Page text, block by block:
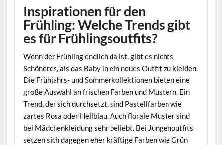
Inspirationen für den
Frühling: Welche Trends gibt
es für Frühlingsoutfits?
Wenn der Frühling endlich da ist, gibt es nichts
Schöneres, als das Baby in ein neues Outfit zu kleiden.
Die Frühjahrs- und Sommerkollektionen bieten eine
große Auswahl an frischen Farben und Mustern. Ein
Trend, der sich durchsetzt, sind Pastellfarben wie
zartes Rosa oder Hellblau. Auch florale Muster sind
bei Mädchenkleidung sehr beliebt. Bei Jungenoutfits
setzen sich dagegen eher kräftige Farben wie Grün